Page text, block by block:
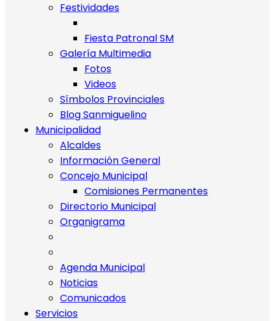
Festividades
Fiesta Patronal SM
Galería Multimedia
Fotos
Videos
Símbolos Provinciales
Blog Sanmiguelino
Municipalidad
Alcaldes
Información General
Concejo Municipal
Comisiones Permanentes
Directorio Municipal
Organigrama
Agenda Municipal
Noticias
Comunicados
Servicios